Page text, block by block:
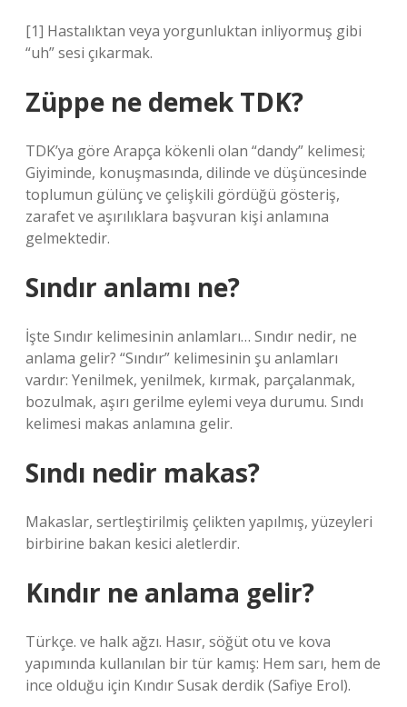
[1] Hastalıktan veya yorgunluktan inliyormuş gibi
“uh” sesi çıkarmak.
Züppe ne demek TDK?
TDK’ya göre Arapça kökenli olan “dandy” kelimesi;
Giyiminde, konuşmasında, dilinde ve düşüncesinde
toplumun gülünç ve çelişkili gördüğü gösteriş,
zarafet ve aşırılıklara başvuran kişi anlamına
gelmektedir.
Sındır anlamı ne?
İşte Sındır kelimesinin anlamları… Sındır nedir, ne
anlama gelir? “Sındır” kelimesinin şu anlamları
vardır: Yenilmek, yenilmek, kırmak, parçalanmak,
bozulmak, aşırı gerilme eylemi veya durumu. Sındı
kelimesi makas anlamına gelir.
Sındı nedir makas?
Makaslar, sertleştirilmiş çelikten yapılmış, yüzeyleri
birbirine bakan kesici aletlerdir.
Kındır ne anlama gelir?
Türkçe. ve halk ağzı. Hasır, söğüt otu ve kova
yapımında kullanılan bir tür kamış: Hem sarı, hem de
ince olduğu için Kındır Susak derdik (Safiye Erol).